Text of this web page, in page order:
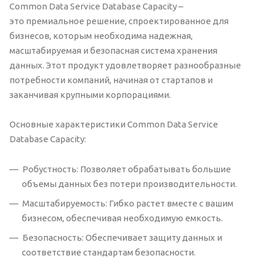
Common Data Service Database Capacity –
это премиальное решение, спроектированное для
бизнесов, которым необходима надежная,
масштабируемая и безопасная система хранения
данных. Этот продукт удовлетворяет разнообразные
потребности компаний, начиная от стартапов и
заканчивая крупными корпорациями.
Основные характеристики Common Data Service
Database Capacity:
Робустность: Позволяет обрабатывать большие
объемы данных без потери производительности.
Масштабируемость: Гибко растет вместе с вашим
бизнесом, обеспечивая необходимую емкость.
Безопасность: Обеспечивает защиту данных и
соответствие стандартам безопасности.